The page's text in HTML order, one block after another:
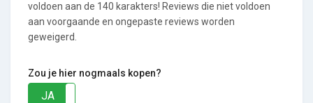
voldoen aan de 140 karakters! Reviews die niet voldoen
aan voorgaande en ongepaste reviews worden
geweigerd.
Zou je hier nogmaals kopen?
JA